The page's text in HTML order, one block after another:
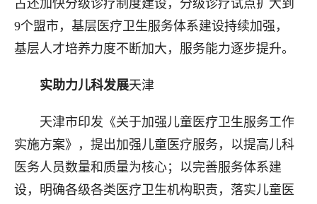
古还加快分级诊疗制度建设，分级诊疗试点扩大到
9个盟市，基层医疗卫生服务体系建设持续加强，
基层人才培养力度不断加大，服务能力逐步提升。
实助力儿科发展天津
天津市印发《关于加强儿童医疗卫生服务工作
实施方案》，提出加强儿童医疗服务，以提高儿科
医务人员数量和质量为核心；以完善服务体系建
设，明确各级各类医疗卫生机构职责，落实儿童医